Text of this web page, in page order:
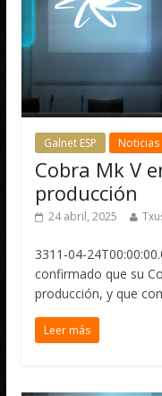
Galnet ESP Noticias
Cobra Mk V
producción
24 abril, 2025
3311-04-
confirmado que su
producción, y que
Leer más